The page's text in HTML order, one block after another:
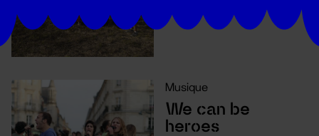
Musique
We can be
heroes